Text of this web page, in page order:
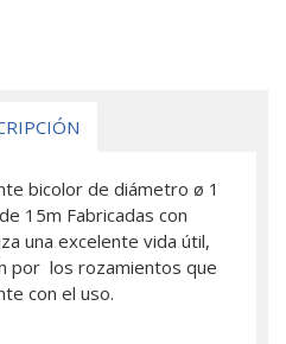
bicolor de diámetro ø 1
15m Fabricadas con
una excelente vida útil,
por los rozamientos que
con el uso.